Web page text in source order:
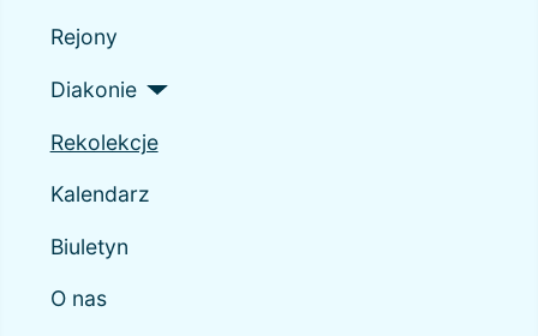
Rejony
Diakonie
Rekolekcje
Kalendarz
Biuletyn
O nas